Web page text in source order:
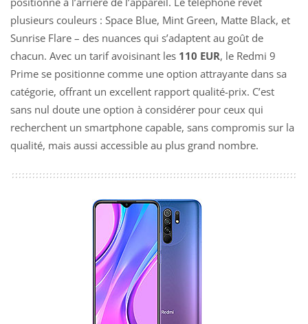
plusieurs couleurs : Space Blue, Mint Green, Matte Black, et
Sunrise Flare – des nuances qui s’adaptent au goût de
chacun. Avec un tarif avoisinant les 110 EUR, le Redmi 9
Prime se positionne comme une option attrayante dans sa
catégorie, offrant un excellent rapport qualité-prix. C’est
sans nul doute une option à considérer pour ceux qui
recherchent un smartphone capable, sans compromis sur la
qualité, mais aussi accessible au plus grand nombre.